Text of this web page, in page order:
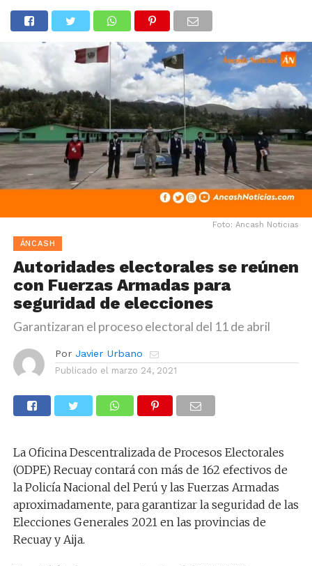
Foto: Ancash Noticias
ÁNCASH
Autoridades electorales se reúnen
con Fuerzas Armadas para
seguridad de elecciones
Garantizaran el proceso electoral del 11 de abril
Por Javier Urbano
Publicado el marzo 24, 2021
La Oficina Descentralizada de Procesos Electorales
(ODPE) Recuay contará con más de 162 efectivos de
la Policía Nacional del Perú y las Fuerzas Armadas
aproximadamente, para garantizar la seguridad de las
Elecciones Generales 2021 en las provincias de
Recuay y Aija.